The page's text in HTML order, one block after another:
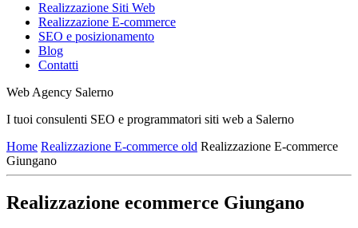
Realizzazione Siti Web
Realizzazione E-commerce
SEO e posizionamento
Blog
Contatti
Web Agency Salerno
I tuoi consulenti SEO e programmatori siti web a Salerno
Home Realizzazione E-commerce old Realizzazione E-commerce
Giungano
Realizzazione ecommerce Giungano